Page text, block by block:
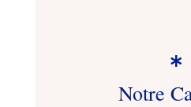

Notre